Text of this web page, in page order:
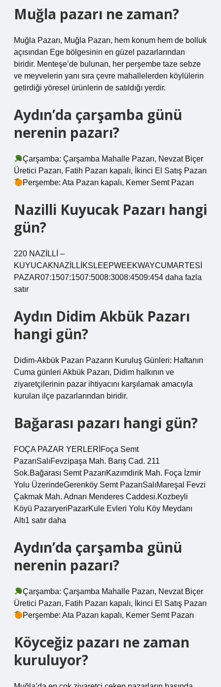
Muğla pazarı ne zaman?
Muğla Pazarı, Muğla Pazarı, hem konum hem de bolluk
açısından Ege bölgesinin en güzel pazarlarından
biridir. Menteşe’de bulunan, her perşembe taze sebze
ve meyvelerin yanı sıra çevre mahallelerden köylülerin
getirdiği yöresel ürünlerin de satıldığı yerdir.
Aydın’da çarşamba günü
nerenin pazarı?
Çarşamba: Çarşamba Mahalle Pazarı, Nevzat Biçer
Üretici Pazarı, Fatih Pazarı kapalı, İkinci El Satış Pazarı
Perşembe: Ata Pazarı kapalı, Kemer Semt Pazarı
Nazilli Kuyucak Pazarı hangi
gün?
220 NAZİLLİ –
KUYUCAKNAZİLLİKSLEEPWEEKWAYCUMARTESİ
PAZAR07:1507:1507:5008:3008:4509:454 daha fazla
satır
Aydın Didim Akbük Pazarı
hangi gün?
Didim-Akbük Pazarı Pazarın Kuruluş Günleri: Haftanın
Cuma günleri Akbük Pazarı, Didim halkının ve
ziyaretçilerinin pazar ihtiyacını karşılamak amacıyla
kurulan ilçe pazarlarından biridir.
Bağarası pazarı hangi gün?
FOÇA PAZAR YERLERİFoça Semt
PazarıSalıFevzipaşa Mah. Barış Cad. 211
Sok.Bağarası Semt PazarıKazımdirik Mah. Foça İzmir
Yolu ÜzerindeGerenköy Semt PazarıSalıMareşal Fevzi
Çakmak Mah. Adnan Menderes Caddesi.Kozbeyli
Köyü PazaryeriPazarKule Evleri Yolu Köy Meydanı
Altı1 satır daha
Aydın’da çarşamba günü
nerenin pazarı?
Çarşamba: Çarşamba Mahalle Pazarı, Nevzat Biçer
Üretici Pazarı, Fatih Pazarı kapalı, İkinci El Satış Pazarı
Perşembe: Ata Pazarı kapalı, Kemer Semt Pazarı
Köyceğiz pazarı ne zaman
kuruluyor?